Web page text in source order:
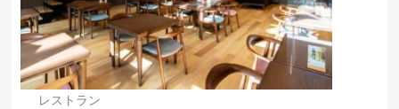
レストラン